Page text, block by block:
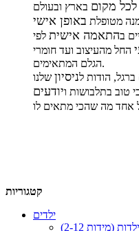
לכל מקום
מטופלת באופן אישי
בהתאמה אישית לפי
החל מהעיצוב ועד חומרי
הגלם המתאימים.
הודות לניסיון שלנו
טוב בתלבושות ויודעים
קטגוריות
ילדים
(מידות 2-12)